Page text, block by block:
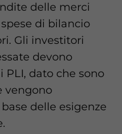
delle merci
di bilancio
Gli investitori
devono
PLI, dato che sono
vengono
delle esigenze